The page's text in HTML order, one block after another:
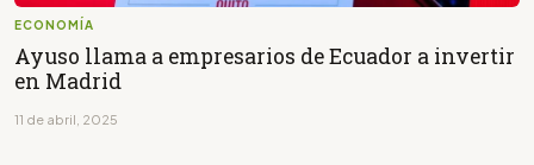
ECONOMÍA
Ayuso llama a empresarios de Ecuador a invertir
en Madrid
11 de abril, 2025